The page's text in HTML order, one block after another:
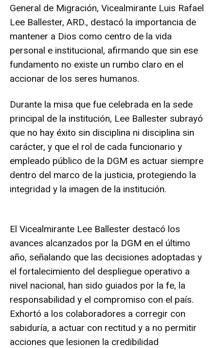
General de Migración, Vicealmirante Luis Rafael
Lee Ballester, ARD., destacó la importancia de
mantener a Dios como centro de la vida
personal e institucional, afirmando que sin ese
fundamento no existe un rumbo claro en el
accionar de los seres humanos.
Durante la misa que fue celebrada en la sede
principal de la institución, Lee Ballester subrayó
que no hay éxito sin disciplina ni disciplina sin
carácter, y que el rol de cada funcionario y
empleado público de la DGM es actuar siempre
dentro del marco de la justicia, protegiendo la
integridad y la imagen de la institución.
El Vicealmirante Lee Ballester destacó los
avances alcanzados por la DGM en el último
año, señalando que las decisiones adoptadas y
el fortalecimiento del despliegue operativo a
nivel nacional, han sido guiados por la fe, la
responsabilidad y el compromiso con el país.
Exhortó a los colaboradores a corregir con
sabiduría, a actuar con rectitud y a no permitir
acciones que lesionen la credibilidad